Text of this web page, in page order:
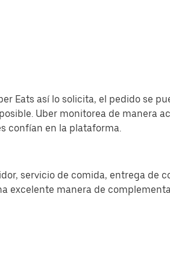
Eats así lo solicita, el pedido se
Uber monitorea de manera
confían en la plataforma.
servicio de comida, entrega de
excelente manera de